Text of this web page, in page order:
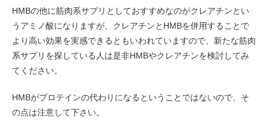
HMBの他に筋肉系サプリとしておすすめなのがクレアチンとい
うアミノ酸になりますが、クレアチンとHMBを併用することで
より高い効果を実感できるともいわれていますので、新たな筋肉
系サプリを探している人は是非HMBやクレアチンを検討してみ
てください。
HMBがプロテインの代わりになるということではないので、そ
の点は注意して下さい。